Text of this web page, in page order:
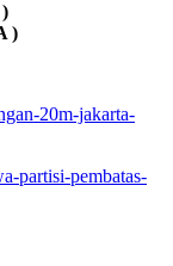
)
20m-jakarta-
partisi-pembatas-